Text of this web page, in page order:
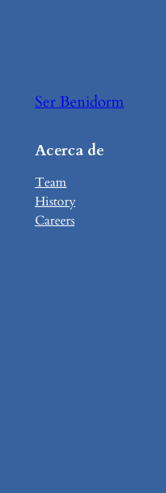
Ser Benidorm
Acerca de
Team
History
Careers